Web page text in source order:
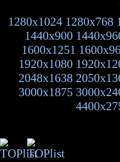
1280x1024 1280x768
1440x900
1600x1251
1920x1080
2048x1638
3000x1875